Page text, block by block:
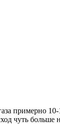
примерно
чуть